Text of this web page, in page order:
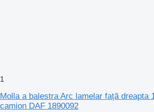
1
Molla a balestra Arc lamelar față dreapta
camion DAF 1890092